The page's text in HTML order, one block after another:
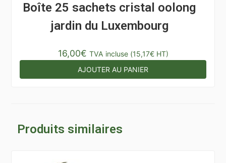
Boîte 25 sachets cristal oolong
jardin du Luxembourg
16,00€ TVA incluse (15,17€HT)
AJOUTER AU PANIER
Produits similaires